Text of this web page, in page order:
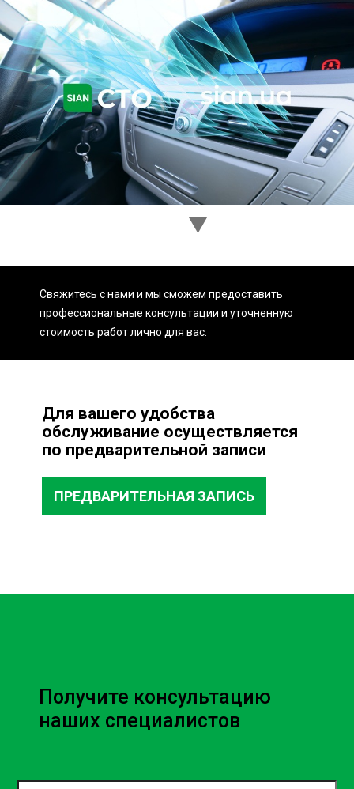
Ходовая часть Сцепление
ГРМ Шиномонтаж
Запчасти Двигатель
Тормозная система Замена Ремней
Свяжитесь с нами и мы сможем предоставить
профессиональные консультации и уточненную
стоимость работ лично для вас.
Для вашего удобства
обслуживание осуществляется
по предварительной записи
ПРЕДВАРИТЕЛЬНАЯ ЗАПИСЬ
Получите консультацию
наших специалистов